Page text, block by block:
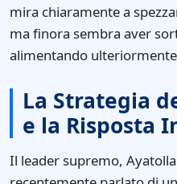
mira chiaramente a
ma finora sembra aver
alimentando
La Strategia
e la Risposta
Il leader supremo,